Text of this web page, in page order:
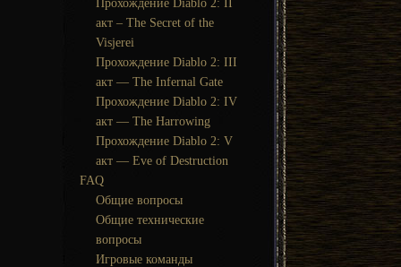
Прохождение Diablo 2: II
акт – The Secret of the
Visjerei
Прохождение Diablo 2: III
акт — The Infernal Gate
Прохождение Diablo 2: IV
акт — The Harrowing
Прохождение Diablo 2: V
акт — Eve of Destruction
FAQ
Общие вопросы
Общие технические
вопросы
Игровые команды